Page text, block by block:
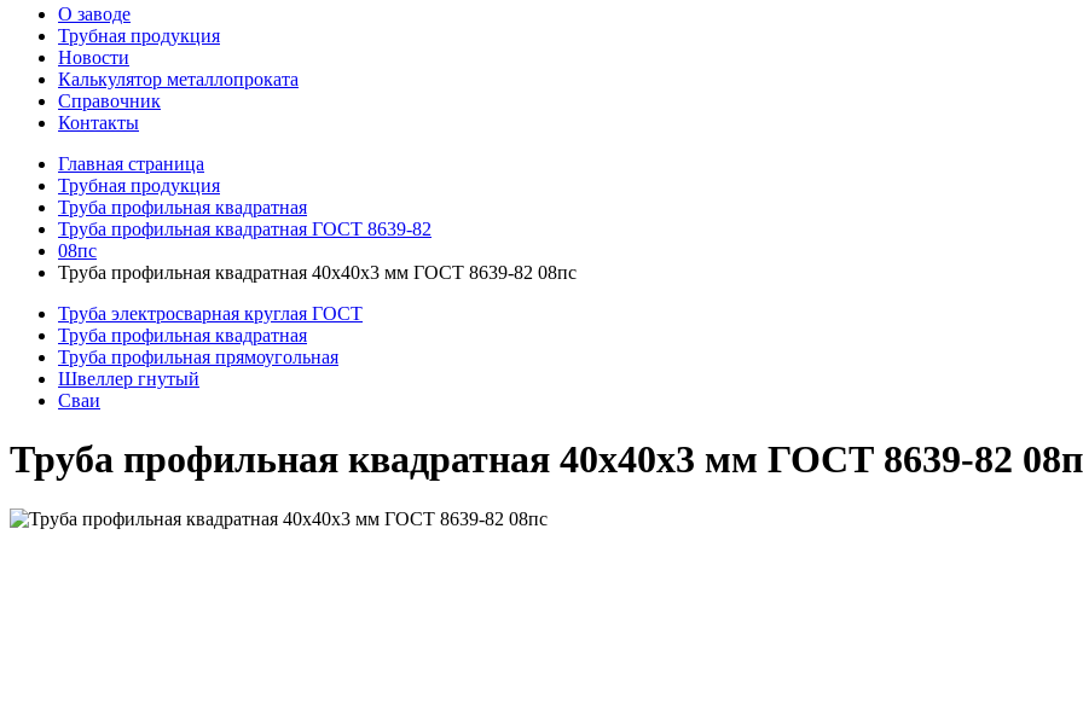
О заводе
Трубная продукция
Новости
Калькулятор металлопроката
Справочник
Контакты
Главная страница
Трубная продукция
Труба профильная квадратная
Труба профильная квадратная ГОСТ 8639-82
08пс
Труба профильная квадратная 40x40x3 мм ГОСТ 8639-82 08пс
Труба электросварная круглая ГОСТ
Труба профильная квадратная
Труба профильная прямоугольная
Швеллер гнутый
Сваи
Труба профильная квадратная 40x40x3 мм ГОСТ 8639-82